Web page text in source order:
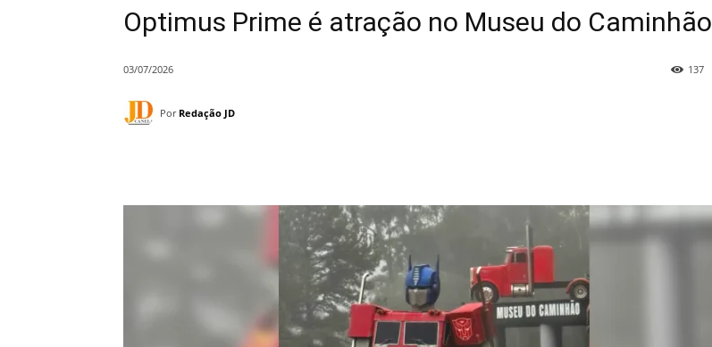
Optimus Prime é atração no Museu do Caminhão
03/07/2026 137
Por Redação JD